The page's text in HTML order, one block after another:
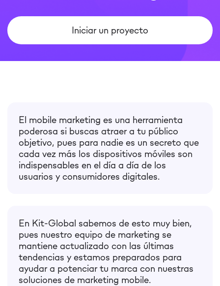
Iniciar un proyecto
El mobile marketing es una herramienta
poderosa si buscas atraer a tu público
objetivo, pues para nadie es un secreto que
cada vez más los dispositivos móviles son
indispensables en el día a día de los
usuarios y consumidores digitales.
En Kit-Global sabemos de esto muy bien,
pues nuestro equipo de marketing se
mantiene actualizado con las últimas
tendencias y estamos preparados para
ayudar a potenciar tu marca con nuestras
soluciones de marketing mobile.